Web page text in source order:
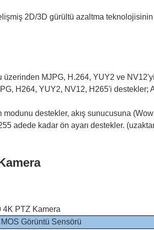
2D/3D gürültü azaltma
MJPG, H.264, YUY2 ve
H264, YUY2, NV12, H265'i destekler;
destekler, akış sunucusuna
adede kadar ön ayarı destekler.
4K PTZ Kamera
Görüntü Sensörü